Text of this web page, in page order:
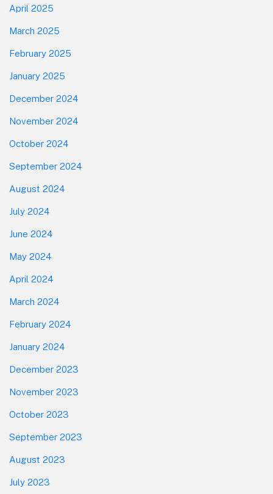
April 2025
March 2025
February 2025
January 2025
December 2024
November 2024
October 2024
September 2024
August 2024
July 2024
June 2024
May 2024
April 2024
March 2024
February 2024
January 2024
December 2023
November 2023
October 2023
September 2023
August 2023
July 2023